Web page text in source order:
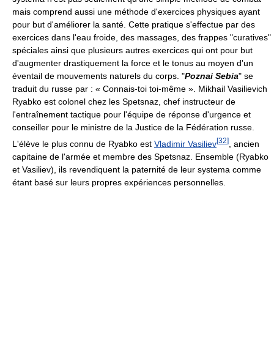
mais comprend aussi une méthode d'exercices physiques ayant
pour but d'améliorer la santé. Cette pratique s'effectue par des
exercices dans l'eau froide, des massages, des frappes "curatives"
spéciales ainsi que plusieurs autres exercices qui ont pour but
d'augmenter drastiquement la force et le tonus au moyen d'un
éventail de mouvements naturels du corps. "Poznai Sebia" se
traduit du russe par : « Connais-toi toi-même ». Mikhail Vasilievich
Ryabko est colonel chez les Spetsnaz, chef instructeur de
l'entraînement tactique pour l'équipe de réponse d'urgence et
conseiller pour le ministre de la Justice de la Fédération russe.
L'élève le plus connu de Ryabko est Vladimir Vasiliev[32]
, ancien
capitaine de l'armée et membre des Spetsnaz. Ensemble (Ryabko
et Vasiliev), ils revendiquent la paternité de leur systema comme
étant basé sur leurs propres expériences personnelles.